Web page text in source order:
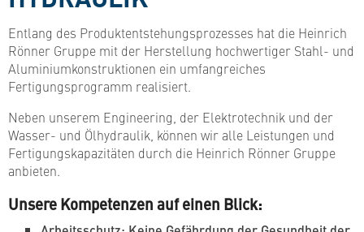
Entlang des Produktentstehungsprozesses hat die Heinrich
Rönner Gruppe mit der Herstellung hochwertiger Stahl- und
Aluminiumkonstruktionen ein umfangreiches
Fertigungsprogramm realisiert.
Neben unserem Engineering, der Elektrotechnik und der
Wasser- und Ölhydraulik, können wir alle Leistungen und
Fertigungskapazitäten durch die Heinrich Rönner Gruppe
anbieten.
Unsere Kompetenzen auf einen Blick: